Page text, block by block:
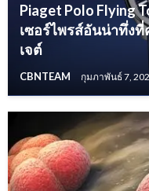
Piaget Polo Flying
เซอร์ไพรส์อันน่าทึ่ง
เจต์
CBNTEAM กุมภาพันธ์ 7,